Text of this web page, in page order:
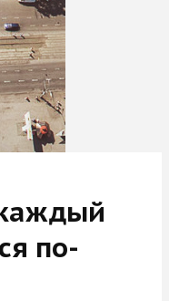
по-